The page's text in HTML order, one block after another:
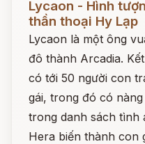
Lycaon - Hình
thần thoại Hy Lạp
Lycaon là một ông
đô thành Arcadia.
có tới 50 người con
gái, trong đó có
trong danh sách tình
Hera biến thành con